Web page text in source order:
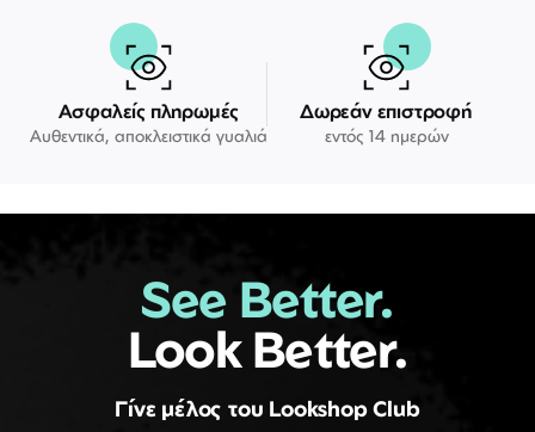
Ασφαλείς πληρωμές
Αυθεντικά, αποκλειστικά γυαλιά
Δωρεάν επιστροφή
εντός 14 ημερών
See Better.
Look Better.
Γίνε μέλος του Lookshop Club